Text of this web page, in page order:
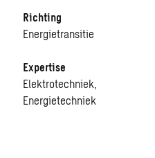
Richting
Energietransitie
Expertise
Elektrotechniek,
Energietechniek